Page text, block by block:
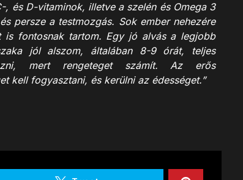
és D-vitaminok, illetve a szelén és Omega 3
persze a testmozgás. Sok ember nehezére
is fontosnak tartom. Egy jó alvás a legjobb
jól alszom, általában 8-9 órát, teljes
mert rengeteget számít. Az erős
kell fogyasztani, és kerülni az édességet.”